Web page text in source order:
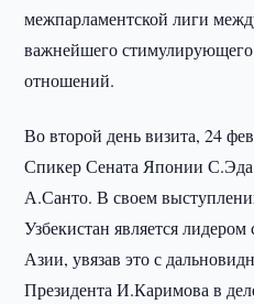
межпарламентской лиги
важнейшего
отношений.
Во второй день визита, 24
Спикер Сената Японии С.Эда
А.Санто. В своем
Узбекистан является
Азии, увязав это с
Президента И.Каримова в